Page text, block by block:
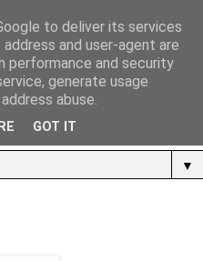
▼
to deliver its services
and user-agent are
performance and security
generate usage
abuse.
GOT IT